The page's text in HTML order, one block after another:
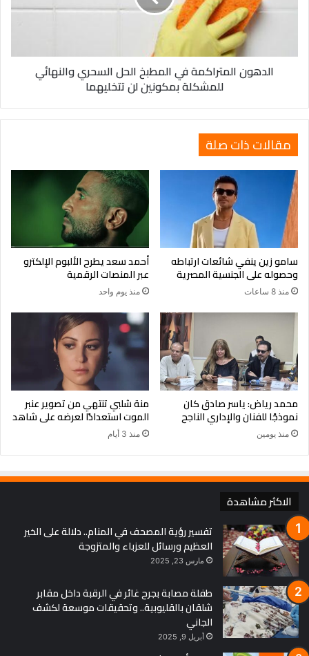
لم يتم تصوير الأرض أصلا أو تم تصويرها واخفاء حقيقة مسطحيتها عنا
من قبل المسيح الدجال وأعوانه .نكمل باقي الأدلة لاحقا …والله
تعالى أعلى واعلم ….
السحري
بمكونين
الدهون المتراكمة في المطبخ الحل السحري والنهائي
للمشكلة بمكونين لن تتخليهما
مقالات ذات صلة
سامو زين ينفي شائعات ارتباطه
وحصوله على الجنسية المصرية
منذ 8 ساعات
أحمد سعد يطرح الألبوم الإلكترو
عبر المنصات الرقمية
منذ يوم واحد
محمد رياض: ياسر صادق كان
نموذجًا للفنان والإداري الناجح
منذ يومين
منة شلبي تنتهي من تصوير عنبر
الموت استعدادًا لعرضه على شاهد
منذ 3 أيام
الاكثر مشاهدة
تفسير رؤية المصحف في المنام.. دلالة على الخير
العظيم ورسائل للعزباء والمتزوجة
مارس 23, 2025
طفلة مصابة بجرح غائر في الرقبة داخل مقابر
شلقان بالقليوبية.. وتحقيقات موسعة لكشف
الجاني
أبريل 9, 2025